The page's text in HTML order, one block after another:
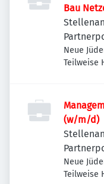
Bau
Neue
Teilweise
(w/m/d)
Neue
Teilweise